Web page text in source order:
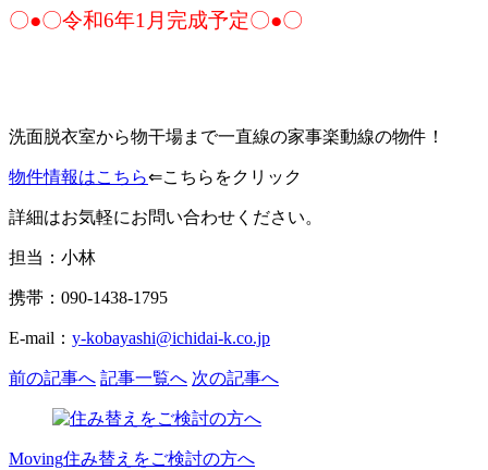
〇●〇令和6年1月完成予定〇●〇
洗面脱衣室から物干場まで一直線の家事楽動線の物件！
物件情報はこちら⇐こちらをクリック
詳細はお気軽にお問い合わせください。
担当：小林
携帯：090-1438-1795
E-mail： y-kobayashi@ichidai-k.co.jp
前の記事へ 記事一覧へ 次の記事へ
Moving住み替えをご検討の方へ